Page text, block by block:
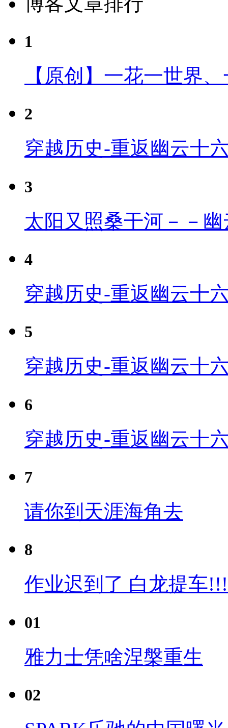
1
【原创】一花一世界
2
穿越历史-重返幽云十
3
太阳又照桑干河－－
4
穿越历史-重返幽云十
5
穿越历史-重返幽云十
6
穿越历史-重返幽云十
7
请你到天涯海角去
8
作业迟到了 白龙提车
01
雅力士凭啥涅槃重生
02